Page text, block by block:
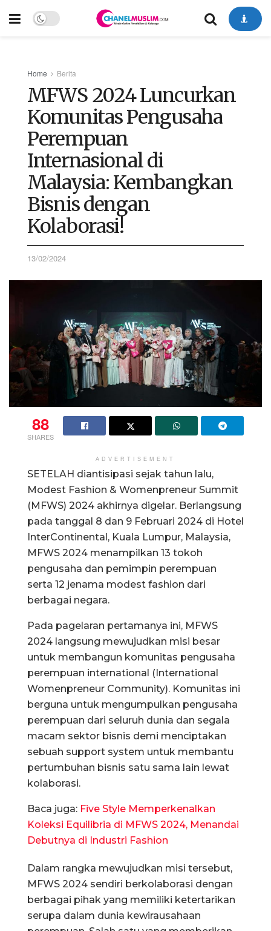
Home Berita
MFWS 2024 Luncurkan
Komunitas Pengusaha
Perempuan
Internasional di
Malaysia: Kembangkan
Bisnis dengan
Kolaborasi!
13/02/2024
88
SHARES
ADVERTISEMENT
SETELAH diantisipasi sejak tahun lalu,
Modest Fashion & Womenpreneur Summit
(MFWS) 2024 akhirnya digelar. Berlangsung
pada tanggal 8 dan 9 Februari 2024 di Hotel
InterContinental, Kuala Lumpur, Malaysia,
MFWS 2024 menampilkan 13 tokoh
pengusaha dan pemimpin perempuan
serta 12 jenama modest fashion dari
berbagai negara.
Pada pagelaran pertamanya ini, MFWS
2024 langsung mewujudkan misi besar
untuk membangun komunitas pengusaha
perempuan international (International
Womenpreneur Community). Komunitas ini
berguna untuk mengumpulkan pengusaha
perempuan dari seluruh dunia dan segala
macam sektor bisnis demi menciptakan
sebuah support system untuk membantu
pertumbuhan bisnis satu sama lain lewat
kolaborasi.
Baca juga: Five Style Memperkenalkan
Koleksi Equilibria di MFWS 2024, Menandai
Debutnya di Industri Fashion
Dalam rangka mewujudkan misi tersebut,
MFWS 2024 sendiri berkolaborasi dengan
berbagai pihak yang memiliki ketertarikan
serupa dalam dunia kewirausahaan